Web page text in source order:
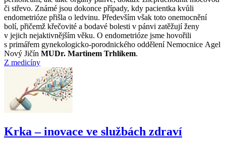
či střevo. Známé jsou dokonce případy, kdy pacientka kvůli
endometrióze přišla o ledvinu. Především však toto onemocnění
bolí, přičemž křečovité a bodavé bolesti v pánvi zatěžují ženy
v jejich nejaktivnějším věku. O endometrióze jsme hovořili
s primářem gynekologicko-porodnického oddělení Nemocnice Agel
Nový Jičín MUDr. Martinem Trhlíkem.
Z medicíny
Krka –⁠ inovace ve službách zdraví